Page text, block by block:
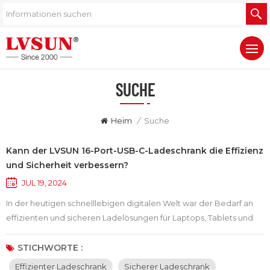
SUCHE
Heim / Suche
Kann der LVSUN 16-Port-USB-C-Ladeschrank die Effizienz
und Sicherheit verbessern?
JUL 19, 2024
In der heutigen schnelllebigen digitalen Welt war der Bedarf an
effizienten und sicheren Ladelösungen für Laptops, Tablets und
Chromebooks noch nie so wichtig. Wir stellen vor: LVSUN 16-Port-
USB-C-Ladeschrank, eine hochmoderne Innovation, die das
Ladeerlebnis Ihres Geräts optimiert und gleichzeitig Sicherheit
STICHWORTE :
Effizienter Ladeschrank
Sicherer Ladeschrank